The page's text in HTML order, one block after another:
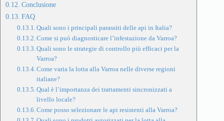
Conclusione
FAQ
Quali sono i principali parassiti delle api in Italia?
Come si può diagnosticare l’infestazione da Varroa?
Quali sono le strategie di controllo più efficaci per la
Varroa?
Come varia la lotta alla Varroa nelle diverse regioni
italiane?
Qual è l’importanza dei trattamenti sincronizzati a
livello locale?
Come posso selezionare le api resistenti alla Varroa?